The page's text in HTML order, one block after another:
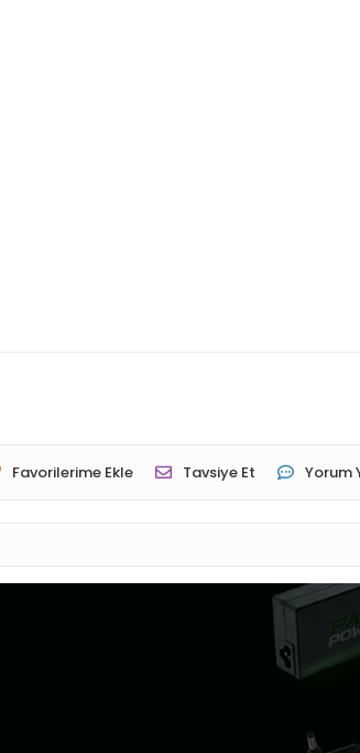
Favorilerime Ekle Tavsiye Et Yorum